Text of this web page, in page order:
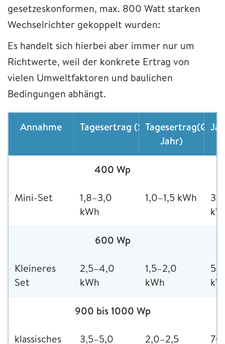
gesetzeskonformen, max. 800 Watt starken
Wechselrichter gekoppelt wurden:
Es handelt sich hierbei aber immer nur um
Richtwerte, weil der konkrete Ertrag von
vielen Umweltfaktoren und baulichen
Bedingungen abhängt.
Annahme Tagesertrag (Sommer)
Tagesertrag(Ø
Jahr)
400 Wp
Mini-Set
1,8–3,0
kWh
1,0–1,5 kWh
600 Wp
Kleineres
Set
2,5–4,0
kWh
1,5–2,0
kWh
900 bis 1000 Wp
klassisches 3,5–5,0 2,0–2,5